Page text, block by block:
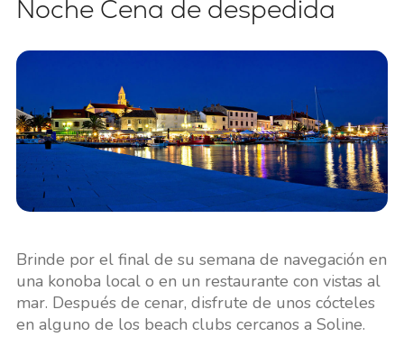
Noche Cena de despedida
Brinde por el final de su semana de navegación en
una konoba local o en un restaurante con vistas al
mar. Después de cenar, disfrute de unos cócteles
en alguno de los beach clubs cercanos a Soline.